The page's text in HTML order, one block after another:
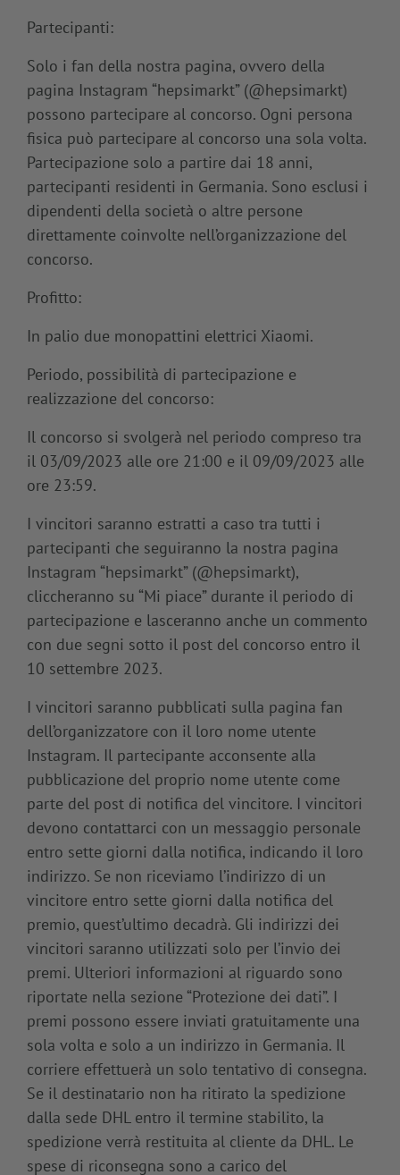
Partecipanti:
Solo i fan della nostra pagina, ovvero della
pagina Instagram “hepsimarkt” (@hepsimarkt)
possono partecipare al concorso. Ogni persona
fisica può partecipare al concorso una sola volta.
Partecipazione solo a partire dai 18 anni,
partecipanti residenti in Germania. Sono esclusi i
dipendenti della società o altre persone
direttamente coinvolte nell’organizzazione del
concorso.
Profitto:
In palio due monopattini elettrici Xiaomi.
Periodo, possibilità di partecipazione e
realizzazione del concorso:
Il concorso si svolgerà nel periodo compreso tra
il 03/09/2023 alle ore 21:00 e il 09/09/2023 alle
ore 23:59.
I vincitori saranno estratti a caso tra tutti i
partecipanti che seguiranno la nostra pagina
Instagram “hepsimarkt” (@hepsimarkt),
cliccheranno su “Mi piace” durante il periodo di
partecipazione e lasceranno anche un commento
con due segni sotto il post del concorso entro il
10 settembre 2023.
I vincitori saranno pubblicati sulla pagina fan
dell’organizzatore con il loro nome utente
Instagram. Il partecipante acconsente alla
pubblicazione del proprio nome utente come
parte del post di notifica del vincitore. I vincitori
devono contattarci con un messaggio personale
entro sette giorni dalla notifica, indicando il loro
indirizzo. Se non riceviamo l’indirizzo di un
vincitore entro sette giorni dalla notifica del
premio, quest’ultimo decadrà. Gli indirizzi dei
vincitori saranno utilizzati solo per l’invio dei
premi. Ulteriori informazioni al riguardo sono
riportate nella sezione “Protezione dei dati”. I
premi possono essere inviati gratuitamente una
sola volta e solo a un indirizzo in Germania. Il
corriere effettuerà un solo tentativo di consegna.
Se il destinatario non ha ritirato la spedizione
dalla sede DHL entro il termine stabilito, la
spedizione verrà restituita al cliente da DHL. Le
spese di riconsegna sono a carico del